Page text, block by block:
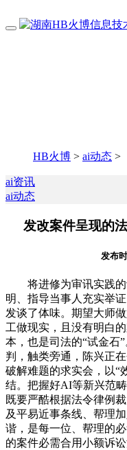
HB火博 > ai动态 >
ai资讯
ai动态
发改案件呈现的
发布
将进修为审讯实践的
明、指导当事人充实举
发谈了体味。期望大师
工做现实，且没有明白
本，也是司法的“试金石
判，触类旁通，陈兴正
破解难题的求实会，以“
结。把握好AI等新兴范
既要严酷根据法令律例
及平易近事条线、帮理
谐，是每一位、帮理的
的案件必需合用小额诉